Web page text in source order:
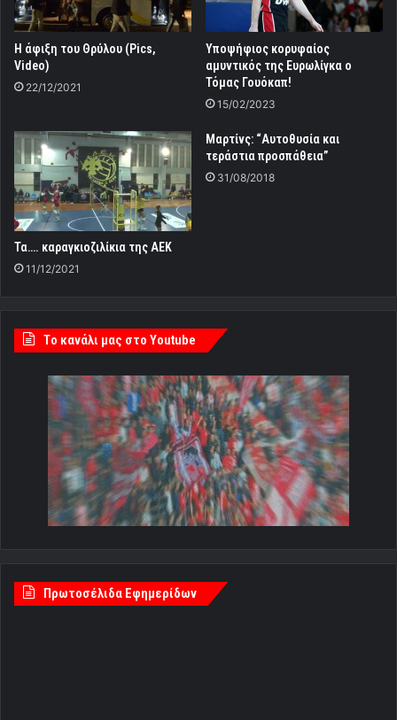
Η άφιξη του Θρύλου (Pics,
Video)
22/12/2021
Υποψήφιος κορυφαίος
αμυντικός της Ευρωλίγκα ο
Τόμας Γουόκαπ!
15/02/2023
Τα…. καραγκιοζιλίκια της ΑΕΚ
11/12/2021
Μαρτίνς: “Αυτοθυσία και
τεράστια προσπάθεια”
31/08/2018
Tο κανάλι μας στο Youtube
Πρωτοσέλιδα Εφημερίδων